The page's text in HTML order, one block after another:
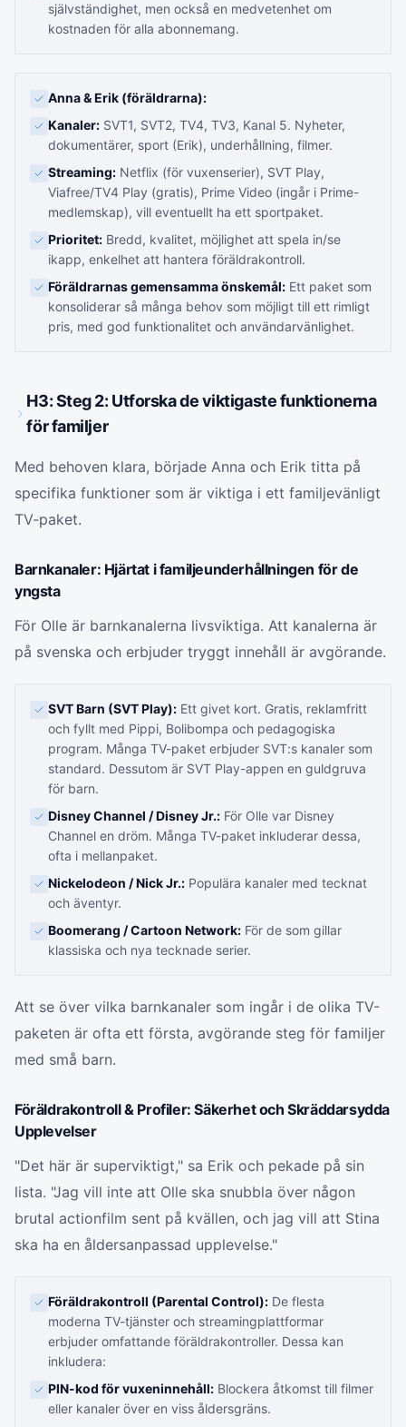
självständighet, men också en medvetenhet om
kostnaden för alla abonnemang.
Anna & Erik (föräldrarna):
Kanaler: SVT1, SVT2, TV4, TV3, Kanal 5. Nyheter,
dokumentärer, sport (Erik), underhållning, filmer.
Streaming: Netflix (för vuxenserier), SVT Play,
Viafree/TV4 Play (gratis), Prime Video (ingår i Prime-
medlemskap), vill eventuellt ha ett sportpaket.
Prioritet: Bredd, kvalitet, möjlighet att spela in/se
ikapp, enkelhet att hantera föräldrakontroll.
Föräldrarnas gemensamma önskemål: Ett paket som
konsoliderar så många behov som möjligt till ett rimligt
pris, med god funktionalitet och användarvänlighet.
H3: Steg 2: Utforska de viktigaste funktionerna
för familjer
Med behoven klara, började Anna och Erik titta på
specifika funktioner som är viktiga i ett familjevänligt
TV-paket.
Barnkanaler: Hjärtat i familjeunderhållningen för de
yngsta
För Olle är barnkanalerna livsviktiga. Att kanalerna är
på svenska och erbjuder tryggt innehåll är avgörande.
SVT Barn (SVT Play): Ett givet kort. Gratis, reklamfritt
och fyllt med Pippi, Bolibompa och pedagogiska
program. Många TV-paket erbjuder SVT:s kanaler som
standard. Dessutom är SVT Play-appen en guldgruva
för barn.
Disney Channel / Disney Jr.: För Olle var Disney
Channel en dröm. Många TV-paket inkluderar dessa,
ofta i mellanpaket.
Nickelodeon / Nick Jr.: Populära kanaler med tecknat
och äventyr.
Boomerang / Cartoon Network: För de som gillar
klassiska och nya tecknade serier.
Att se över vilka barnkanaler som ingår i de olika TV-
paketen är ofta ett första, avgörande steg för familjer
med små barn.
Föräldrakontroll & Profiler: Säkerhet och Skräddarsydda
Upplevelser
"Det här är superviktigt," sa Erik och pekade på sin
lista. "Jag vill inte att Olle ska snubbla över någon
brutal actionfilm sent på kvällen, och jag vill att Stina
ska ha en åldersanpassad upplevelse."
Föräldrakontroll (Parental Control): De flesta
moderna TV-tjänster och streamingplattformar
erbjuder omfattande föräldrakontroller. Dessa kan
inkludera:
PIN-kod för vuxeninnehåll: Blockera åtkomst till filmer
eller kanaler över en viss åldersgräns.